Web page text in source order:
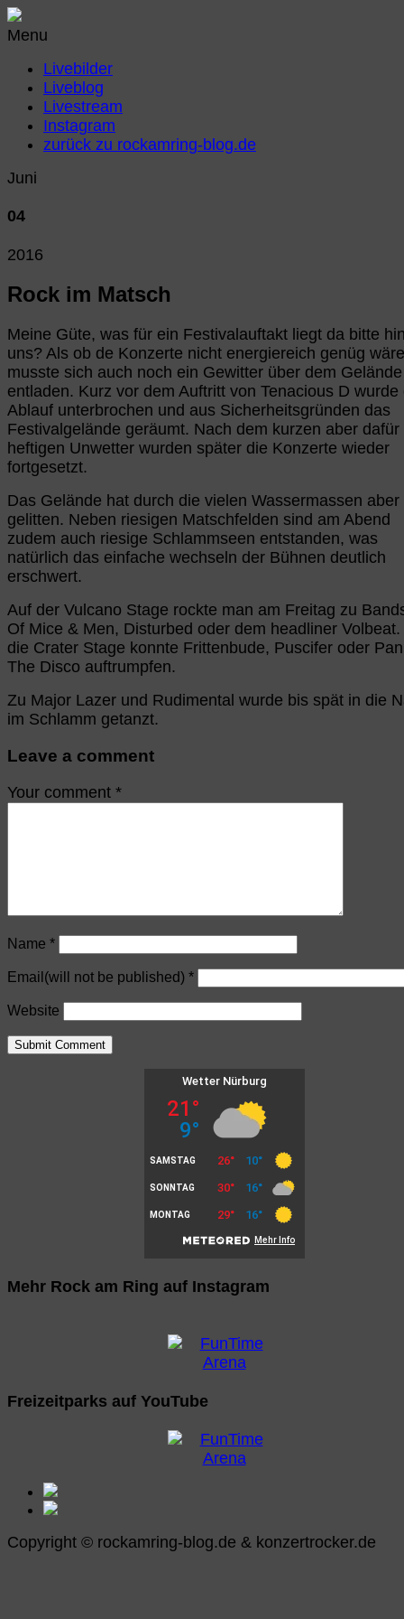
Menu
Livebilder
Liveblog
Livestream
Instagram
zurück zu rockamring-blog.de
Juni
04
2016
Rock im Matsch
Meine Güte, was für ein Festivalauftakt liegt da bitte
uns? Als ob de Konzerte nicht energiereich genüg
musste sich auch noch ein Gewitter über dem Gelände
entladen. Kurz vor dem Auftritt von Tenacious D wurde
Ablauf unterbrochen und aus Sicherheitsgründen das
Festivalgelände geräumt. Nach dem kurzen aber dafür
heftigen Unwetter wurden später die Konzerte wieder
fortgesetzt.
Das Gelände hat durch die vielen Wassermassen aber
gelitten. Neben riesigen Matschfelden sind am Abend
zudem auch riesige Schlammseen entstanden, was
natürlich das einfache wechseln der Bühnen deutlich
erschwert.
Auf der Vulcano Stage rockte man am Freitag zu
Of Mice & Men, Disturbed oder dem headliner Volbeat.
die Crater Stage konnte Frittenbude, Puscifer oder
The Disco auftrumpfen.
Zu Major Lazer und Rudimental wurde bis spät in die
im Schlamm getanzt.
Leave a comment
Your comment *
Name *
Email(will not be published) *
Website
Mehr Rock am Ring auf Instagram
Freizeitparks auf YouTube
Copyright © rockamring-blog.de & konzertrocker.de